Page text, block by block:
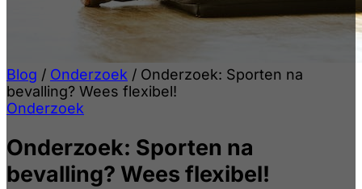
Blog / Onderzoek / Onderzoek: Sporten na
bevalling? Wees flexibel!
Onderzoek
Onderzoek: Sporten na
bevalling? Wees flexibel!